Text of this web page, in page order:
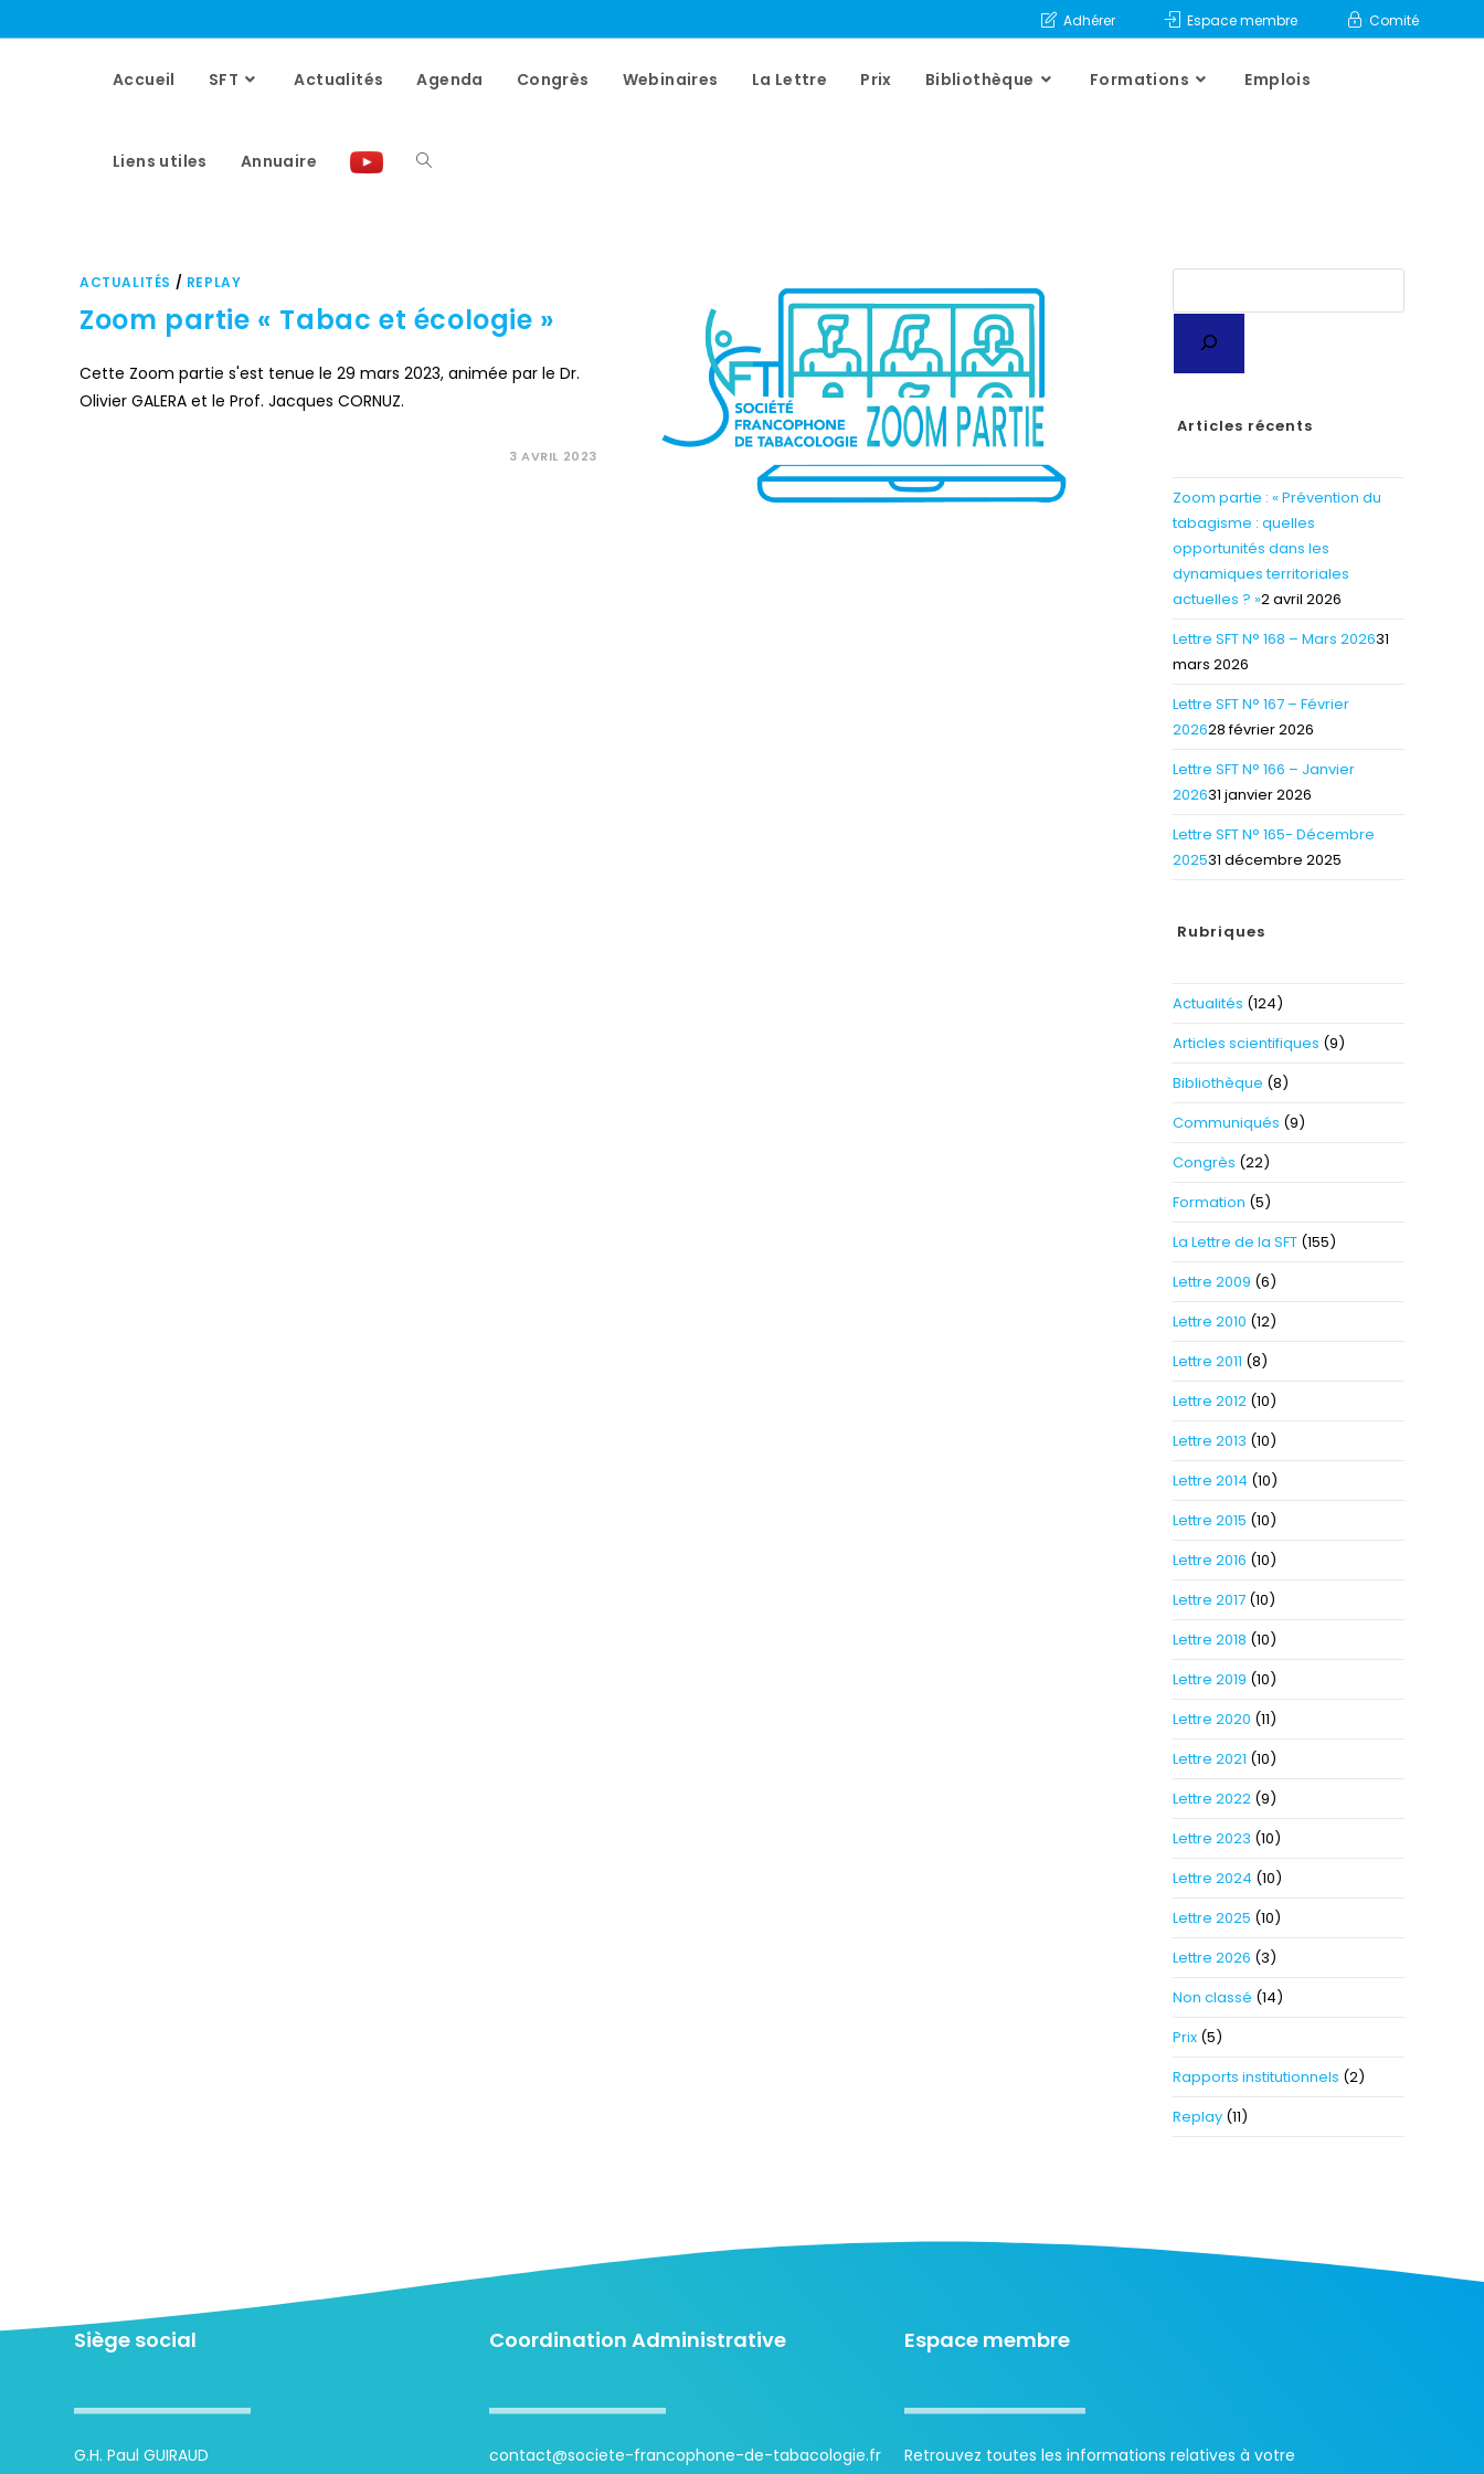
Adhérer Espace membre Comité
Accueil SFT Actualités Agenda Congrès Webinaires La Lettre Prix Bibliothèque Formations Emplois
Liens utiles Annuaire
ACTUALITÉS / REPLAY
Zoom partie « Tabac et écologie »
Cette Zoom partie s'est tenue le 29 mars 2023, animée par le Dr.
Olivier GALERA et le Prof. Jacques CORNUZ.
3 AVRIL 2023
Articles récents
Zoom partie : « Prévention du
tabagisme : quelles
opportunités dans les
dynamiques territoriales
actuelles ? »2 avril 2026
Lettre SFT N° 168 – Mars 202631
mars 2026
Lettre SFT N° 167 – Février
202628 février 2026
Lettre SFT N° 166 – Janvier
202631 janvier 2026
Lettre SFT N° 165- Décembre
202531 décembre 2025
Rubriques
Actualités (124)
Articles scientifiques (9)
Bibliothèque (8)
Communiqués (9)
Congrès (22)
Formation (5)
La Lettre de la SFT (155)
Lettre 2009 (6)
Lettre 2010 (12)
Lettre 2011 (8)
Lettre 2012 (10)
Lettre 2013 (10)
Lettre 2014 (10)
Lettre 2015 (10)
Lettre 2016 (10)
Lettre 2017 (10)
Lettre 2018 (10)
Lettre 2019 (10)
Lettre 2020 (11)
Lettre 2021 (10)
Lettre 2022 (9)
Lettre 2023 (10)
Lettre 2024 (10)
Lettre 2025 (10)
Lettre 2026 (3)
Non classé (14)
Prix (5)
Rapports institutionnels (2)
Replay (11)
Siège social
G.H. Paul GUIRAUD
Coordination Administrative
contact@societe-francophone-de-tabacologie.fr
Espace membre
Retrouvez toutes les informations relatives à votre